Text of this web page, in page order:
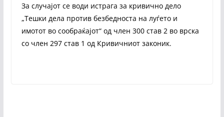
За случајот се води истрага за кривично дело
„Тешки дела против безбедноста на луѓето и
имотот во сообраќајот“ од член 300 став 2 во врска
со член 297 став 1 од Кривичниот законик.